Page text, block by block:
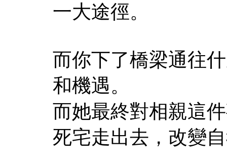
一大途徑。
而你下了橋梁通往
和機遇。
而她最終對相親這
死宅走出去，改變